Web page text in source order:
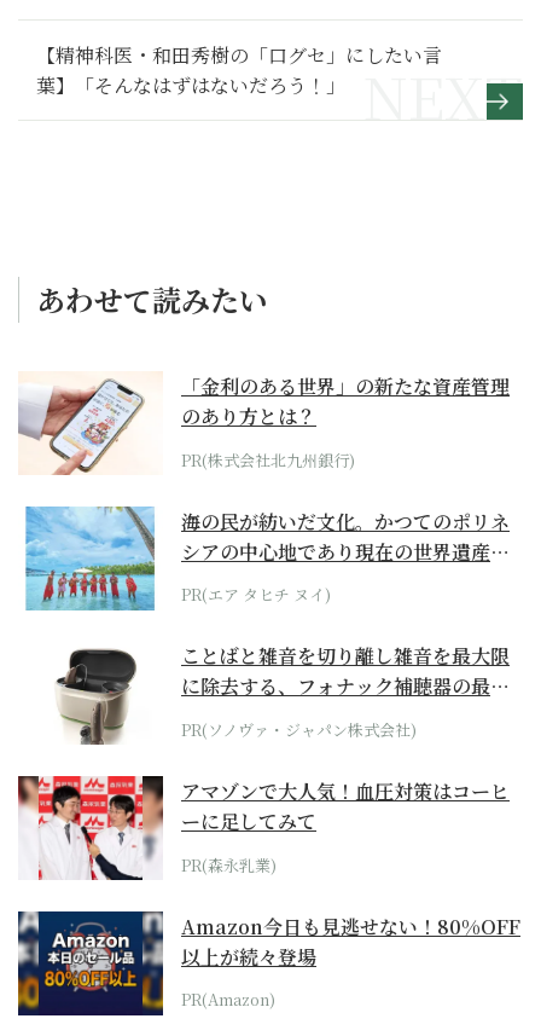
方とは？
【精神科医・和田秀樹の「口グセ」にしたい言
葉】「そんなはずはないだろう！」
あわせて読みたい
「金利のある世界」の新たな資産管理
のあり方とは？
PR(株式会社北九州銀行)
海の民が紡いだ文化。かつてのポリネ
シアの中心地であり現在の世界遺産か
らみえてくる...
PR(エア タヒチ ヌイ)
ことばと雑音を切り離し雑音を最大限
に除去する、フォナック補聴器の最上
位モデル
PR(ソノヴァ・ジャパン株式会社)
アマゾンで大人気！血圧対策はコーヒ
ーに足してみて
PR(森永乳業)
Amazon今日も見逃せない！80%OFF
以上が続々登場
PR(Amazon)